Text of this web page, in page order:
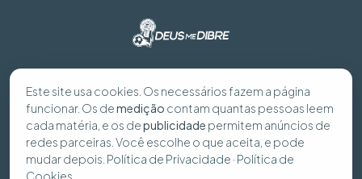
Preferências de cookies
Política de Privacidade Política de Cookies Seus dados
Este site usa cookies. Os necessários fazem a página
funcionar. Os demedição contam quantas pessoas leem
cada matéria, e os depublicidade permitem anúncios de
redes parceiras. Você escolhe o que aceita, e pode
mudar depois. Política de Privacidade · Política de
Cookies